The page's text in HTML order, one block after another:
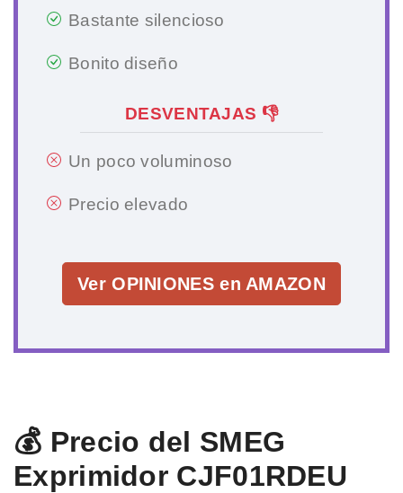
Bastante silencioso
Bonito diseño
DESVENTAJAS 👎
Un poco voluminoso
Precio elevado
Ver OPINIONES en AMAZON
💰 Precio del SMEG
Exprimidor CJF01RDEU